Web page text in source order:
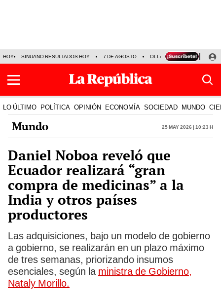
HOY SINUANO RESULTADOS HOY 7 DE AGOSTO OLLANTA HUMALA
LO ÚLTIMO POLÍTICA OPINIÓN ECONOMÍA SOCIEDAD MUNDO
Mundo 25 May 2026 | 10:23 h
Daniel Noboa reveló que
Ecuador realizará “gran
compra de medicinas” a la
India y otros países
productores
Las adquisiciones, bajo un modelo de gobierno
a gobierno, se realizarán en un plazo máximo
de tres semanas, priorizando insumos
esenciales, según la ministra de Gobierno,
Nataly Morillo.